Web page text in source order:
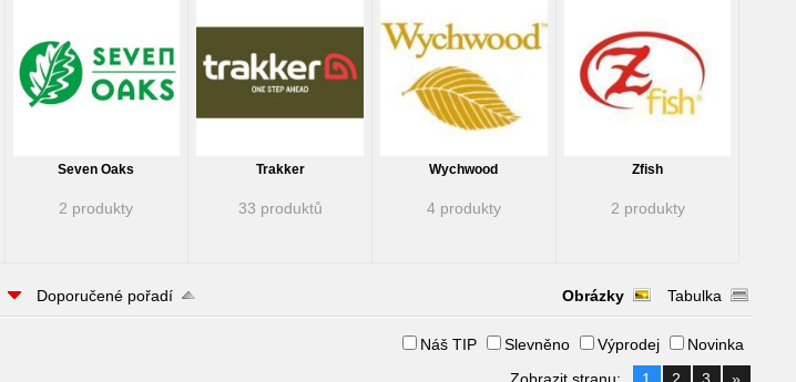
Seven Oaks
2 produkty
Trakker
33 produktů
Wychwood
4 produkty
Zfish
2 produkty
Doporučené pořadí Obrázky Tabulka
Náš TIP Slevněno Výprodej
Novinka